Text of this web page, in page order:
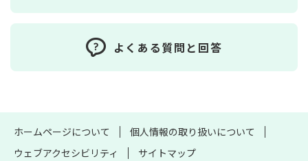
よくある質問と回答
ホームページについて
個人情報の取り扱いについて
ウェブアクセシビリティ
サイトマップ